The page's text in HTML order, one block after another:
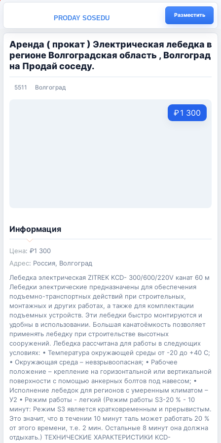
PRODAY SOSEDU Разместить
Аренда ( прокат ) Электрическая лебедка в
регионе Волгоградская область , Волгоград
на Продай соседу.
5511 Волгоград
₽1 300
Информация
Цена: ₽1 300
Адрес: Россия, Волгоград
Лебедка электрическая ZITREK KCD- 300/600/220V канат 60 м
Лебедки электрические предназначены для обеспечения
подъемно-транспортных действий при строительных,
монтажных и других работах, а также для комплектации
подъемных устройств. Эти лебедки быстро монтируются и
удобны в использовании. Большая канатоёмкость позволяет
применять лебедку при строительстве высотных
сооружений. Лебедка рассчитана для работы в следующих
условиях: • Температура окружающей среды от -20 до +40 С;
• Окружающая среда – невзрывоопасная; • Рабочее
положение – крепление на горизонтальной или вертикальной
поверхности с помощью анкерных болтов под навесом; •
Исполнение лебедок для регионов с умеренным климатом –
У2 • Режим работы - легкий (Режим работы S3-20 % - 10
минут: Режим S3 является кратковременным и прерывистым.
Это значит, что в течении 10 минут таль может работать 20 %
от этого времени, т.е. 2 мин. Остальные 8 минут она должна
отдыхать.) ТЕХНИЧЕСКИЕ ХАРАКТЕРИСТИКИ KCD-